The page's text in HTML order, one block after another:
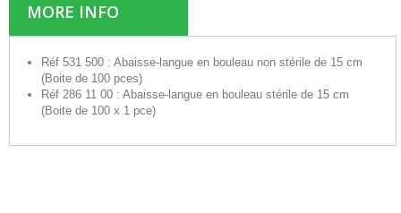
MORE INFO
Réf 531 500 : Abaisse-langue en bouleau non stérile de 15 cm
(Boite de 100 pces)
Réf 286 11 00 : Abaisse-langue en bouleau stérile de 15 cm
(Boite de 100 x 1 pce)